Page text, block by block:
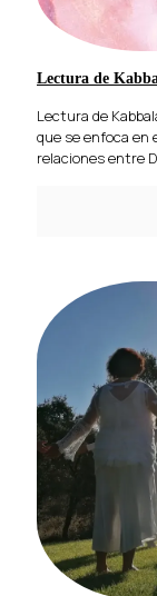
Lectura de
Lectura de
que se enfoca en
relaciones entre